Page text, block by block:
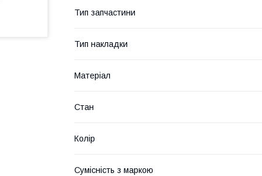
Тип запчастини
Тип накладки
Матеріал
Стан
Колір
Сумісність з маркою